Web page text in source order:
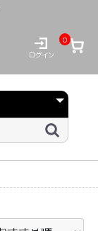
ログイン
0